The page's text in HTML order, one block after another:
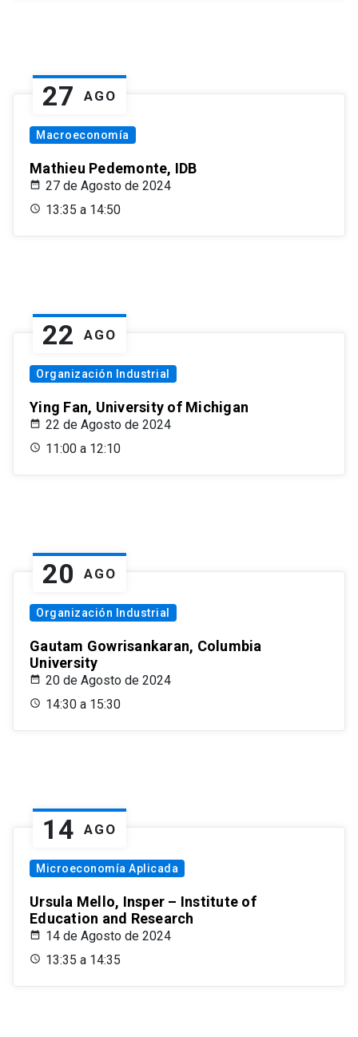
27 AGO
Macroeconomía
Mathieu Pedemonte, IDB
27 de Agosto de 2024
13:35 a 14:50
22 AGO
Organización Industrial
Ying Fan, University of Michigan
22 de Agosto de 2024
11:00 a 12:10
20 AGO
Organización Industrial
Gautam Gowrisankaran, Columbia
University
20 de Agosto de 2024
14:30 a 15:30
14 AGO
Microeconomía Aplicada
Ursula Mello, Insper – Institute of
Education and Research
14 de Agosto de 2024
13:35 a 14:35